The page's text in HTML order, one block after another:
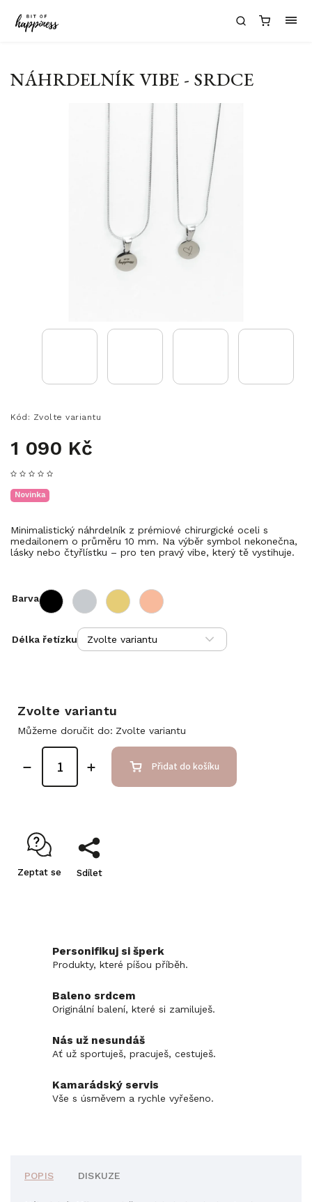
NÁHRDELNÍK VIBE - SRDCE
Kód: Zvolte variantu
1 090 Kč
Novinka
Minimalistický náhrdelník z prémiové chirurgické oceli s
medailonem o průměru 10 mm. Na výběr symbol nekonečna,
lásky nebo čtyřlístku – pro ten pravý vibe, který tě vystihuje.
Barva
Délka řetízku
Zvolte variantu
Můžeme doručit do: Zvolte variantu
Přidat do košíku
Zeptat se Sdílet
Personifikuj si šperk
Produkty, které píšou příběh.
Baleno srdcem
Originální balení, které si zamiluješ.
Nás už nesundáš
Ať už sportuješ, pracuješ, cestuješ.
Kamarádský servis
Vše s úsměvem a rychle vyřešeno.
POPIS DISKUZE